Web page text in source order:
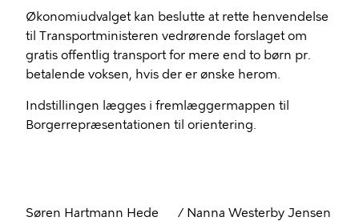
Økonomiudvalget kan beslutte at rette henvendelse
til Transportministeren vedrørende forslaget om
gratis offentlig transport for mere end to børn pr.
betalende voksen, hvis der er ønske herom.
Indstillingen lægges i fremlæggermappen til
Borgerrepræsentationen til orientering.
Søren Hartmann Hede / Nanna Westerby Jensen